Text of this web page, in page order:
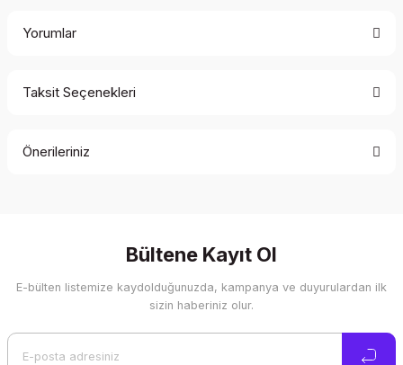
Yorumlar
Taksit Seçenekleri
Önerileriniz
Görüş ve önerileriniz için teşekkür ederiz.
Ürün resmi kalitesiz, bozuk veya görüntülenemiyor.
Bültene Kayıt Ol
E-bülten listemize kaydolduğunuzda, kampanya ve duyurulardan ilk
sizin haberiniz olur.